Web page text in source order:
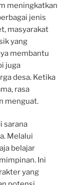
meningkatkan
jenis
masyarakat
yang
membantu
juga
desa. Ketika
rasa
menguat.
sarana
Melalui
belajar
Ini
yang